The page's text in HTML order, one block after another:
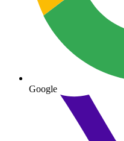
Google